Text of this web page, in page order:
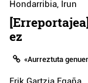
Hondarribia, Irun
ez
«Aurreztuta